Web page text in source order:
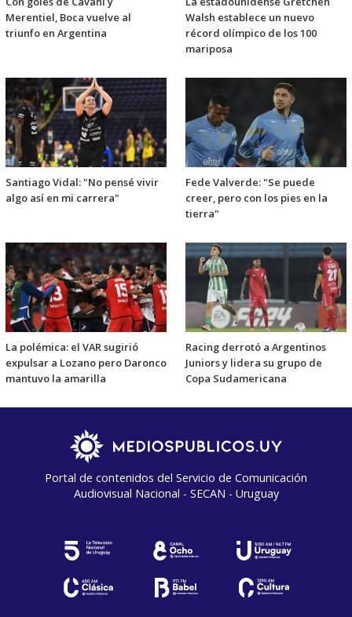
Merentiel, Boca vuelve al
triunfo en Argentina
Walsh establece un nuevo
récord olímpico de los 100
mariposa
Santiago Vidal: "No pensé vivir
algo así en mi carrera"
Fede Valverde: "Se puede
creer, pero con los pies en la
tierra"
La polémica: el VAR sugirió
expulsar a Lozano pero Daronco
mantuvo la amarilla
Racing derrotó a Argentinos
Juniors y lidera su grupo de
Copa Sudamericana
Portal de contenidos del Servicio de Comunicación
Audiovisual Nacional - SECAN - Uruguay